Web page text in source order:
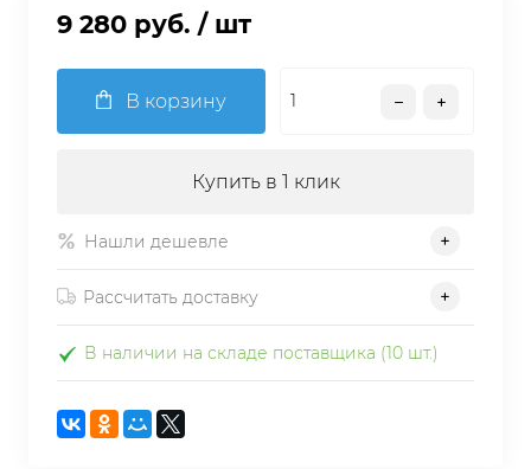
9 280 руб. / шт
В корзину
Купить в 1 клик
Нашли дешевле
Рассчитать доставку
В наличии на складе поставщика (10 шт.)